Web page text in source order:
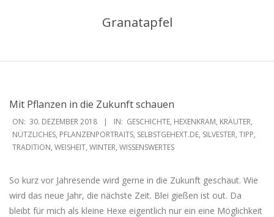
Granatapfel
Mit Pflanzen in die Zukunft schauen
2018-
12-
30
ON: 30. DEZEMBER 2018 IN: GESCHICHTE, HEXENKRAM, KRÄUTER,
NÜTZLICHES, PFLANZENPORTRAITS, SELBSTGEHEXT.DE, SILVESTER, TIPP,
TRADITION, WEISHEIT, WINTER, WISSENSWERTES
So kurz vor Jahresende wird gerne in die Zukunft geschaut. Wie
wird das neue Jahr, die nächste Zeit. Blei gießen ist out. Da
bleibt für mich als kleine Hexe eigentlich nur ein eine Möglichkeit